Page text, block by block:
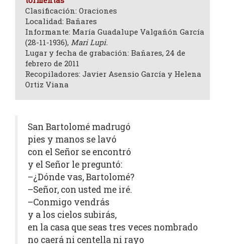
Clasificación: Oraciones
Localidad: Bañares
Informante: María Guadalupe Valgañón García
(28-11-1936), Mari Lupi.
Lugar y fecha de grabación: Bañares, 24 de
febrero de 2011
Recopiladores: Javier Asensio García y Helena
Ortiz Viana
San Bartolomé madrugó
pies y manos se lavó
con el Señor se encontró
y el Señor le preguntó:
–¿Dónde vas, Bartolomé?
–Señor, con usted me iré.
–Conmigo vendrás
y a los cielos subirás,
en la casa que seas tres veces nombrado
no caerá ni centella ni rayo